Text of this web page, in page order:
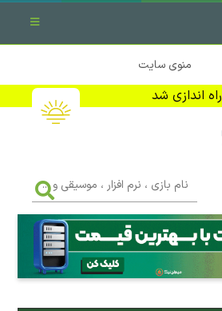
منوی سایت
اندازی شد
بازی
،
نرم
افزار
،
موسیقی
...